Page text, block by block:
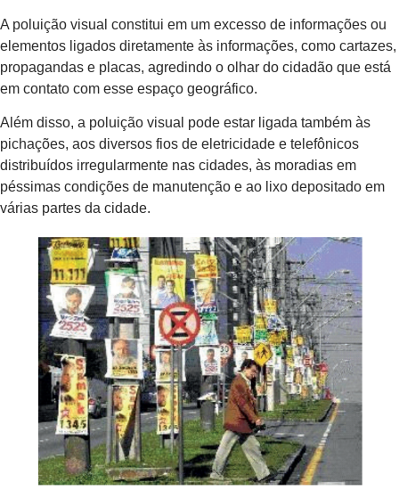
A poluição visual constitui em um excesso de informações ou
elementos ligados diretamente às informações, como cartazes,
propagandas e placas, agredindo o olhar do cidadão que está
em contato com esse espaço geográfico.
Além disso, a poluição visual pode estar ligada também às
pichações, aos diversos fios de eletricidade e telefônicos
distribuídos irregularmente nas cidades, às moradias em
péssimas condições de manutenção e ao lixo depositado em
várias partes da cidade.